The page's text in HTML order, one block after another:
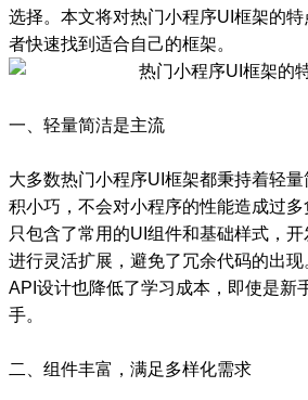
选择。本文将对热门小程序UI框架的
者快速找到适合自己的框架。
一、轻量简洁是主流
大多数热门小程序UI框架都秉持着轻
积小巧，不会对小程序的性能造成过
只包含了常用的UI组件和基础样式，
进行灵活扩展，避免了冗余代码的出
API设计也降低了学习成本，即使是新
手。
二、组件丰富，满足多样化需求